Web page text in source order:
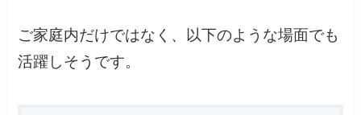
ご家庭内だけではなく、以下のような場面でも
活躍しそうです。